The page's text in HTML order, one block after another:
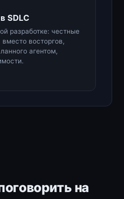
SDLC
разработке: честные
восторгов,
агентом,
на